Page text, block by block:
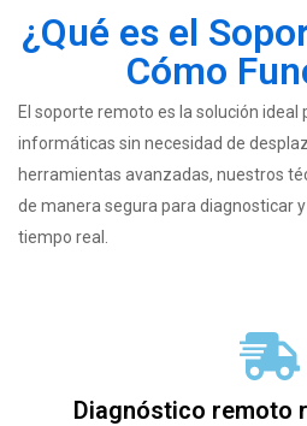
¿Qué es el
Cómo
El soporte remoto es la solución ideal
informáticas sin necesidad de
herramientas avanzadas, nuestros
de manera segura para diagnosticar
tiempo real.
Diagnóstico remoto